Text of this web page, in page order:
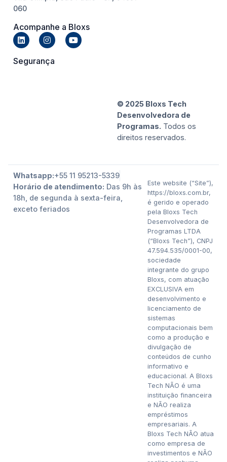
060
Acompanhe a Bloxs
Segurança
© 2025 Bloxs Tech
Desenvolvedora de
Programas. Todos os
direitos reservados.
Whatsapp:+55 11 95213-5339
Horário de atendimento: Das 9h às
18h, de segunda à sexta-feira,
exceto feriados
Este website (“Site”),
https://bloxs.com.br,
é gerido e operado
pela Bloxs Tech
Desenvolvedora de
Programas LTDA
(“Bloxs Tech”), CNPJ
47.594.535/0001-00,
sociedade
integrante do grupo
Bloxs, com atuação
EXCLUSIVA em
desenvolvimento e
licenciamento de
sistemas
computacionais bem
como a produção e
divulgação de
conteúdos de cunho
informativo e
educacional. A Bloxs
Tech NÃO é uma
instituição financeira
e NÃO realiza
empréstimos
empresariais. A
Bloxs Tech NÃO atua
como empresa de
investimentos e NÃO